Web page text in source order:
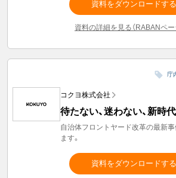
資料をダウンロードする
資料の詳細を見る（RABANペー
庁
コクヨ株式会社
待たない、迷わない、新時
自治体フロントヤード改革の最新
ます。
資料をダウンロードする